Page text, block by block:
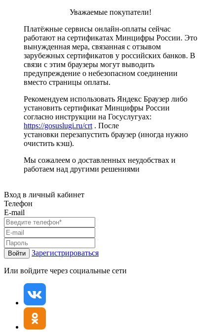
Уважаемые покупатели!
Платёжные сервисы онлайн-оплаты сейчас
работают на сертификатах Минцифры России. Это
вынужденная мера, связанная с отзывом
зарубежных сертификатов у российских банков. В
связи с этим браузеры могут выводить
предупреждение о небезопасном соединении
вместо страницы оплаты.
Рекомендуем использовать Яндекс Браузер либо
установить сертификат Минцифры России
согласно инструкции на Госуслугуах:
https://gosuslugi.ru/crt . После
установки перезапустить браузер (иногда нужно
очистить кэш).
Мы сожалеем о доставленных неудобствах и
работаем над другими решениями
Вход в личный кабинет
Телефон
E-mail
Войти Зарегистрироваться
Или войдите через социальные сети